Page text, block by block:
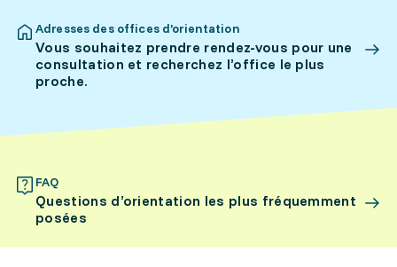
Adresses des offices d’orientation
Vous souhaitez prendre rendez-vous pour une
consultation et recherchez l’office le plus
proche.
FAQ
Questions d’orientation les plus fréquemment
posées